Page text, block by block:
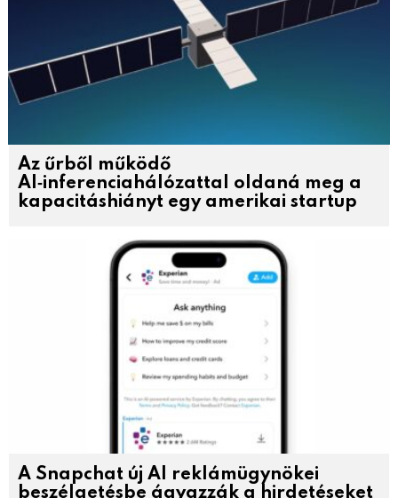
Az űrből működő
AI‑inferenciahálózattal oldaná meg a
kapacitáshiányt egy amerikai startup
A Snapchat új AI reklámügynökei
beszélgetésbe ágyazzák a hirdetéseket